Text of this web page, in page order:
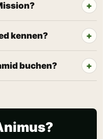
kennen?
buchen?